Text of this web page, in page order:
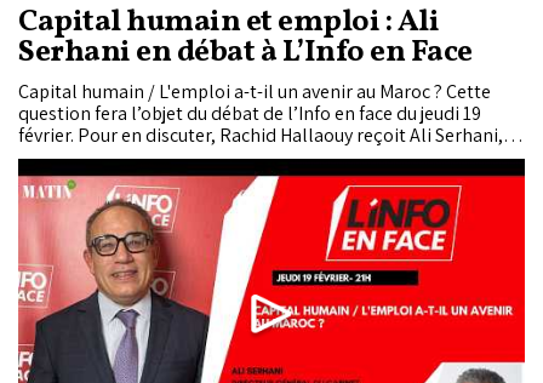
Capital humain et emploi : Ali
Serhani en débat à L’Info en Face
Capital humain / L'emploi a-t-il un avenir au Maroc ? Cette
question fera l’objet du débat de l’Info en face du jeudi 19
février. Pour en discuter, Rachid Hallaouy reçoit Ali Serhani,
directeur général du Cabinet Gesper Services, spécialisé dans
le conseil et le recrutement en ressources humaines.